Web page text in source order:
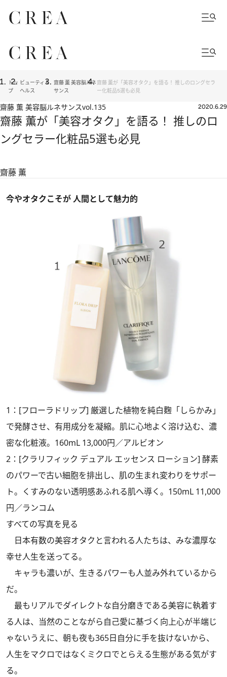
トッ
プ
ビューティ＆
ヘルス
齋藤 薫 美容脳ルネ
サンス
齋藤 薫が「美容オタク」を語る！ 推しのロングセラ
ー化粧品5選も必見
齋藤 薫 美容脳ルネサンスvol.135 2020.6.29
齋藤 薫が「美容オタク」を語る！ 推しのロ
ングセラー化粧品5選も必見
齋藤 薫
今やオタクこそが 人間として魅力的
1：[フローラドリップ] 厳選した植物を純白麴「しらかみ」
で発酵させ、有用成分を凝縮。肌に心地よく溶け込む、濃
密な化粧液。160mL 13,000円／アルビオン
2：[クラリフィック デュアル エッセンス ローション] 酵素
のパワーで古い細胞を排出し、肌の生まれ変わりをサポー
ト。くすみのない透明感あふれる肌へ導く。150mL 11,000
円／ランコム
すべての写真を見る
日本有数の美容オタクと言われる人たちは、みな濃厚な
幸せ人生を送ってる。
キャラも濃いが、生きるパワーも人並み外れているから
だ。
最もリアルでダイレクトな自分磨きである美容に執着す
る人は、当然のことながら自己愛に基づく向上心が半端じ
ゃないうえに、朝も夜も365日自分に手を抜けないから、
人生をマクロではなくミクロでとらえる生態がある気がす
る。